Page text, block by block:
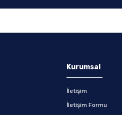
Kurumsal
İletişim
İletişim Formu